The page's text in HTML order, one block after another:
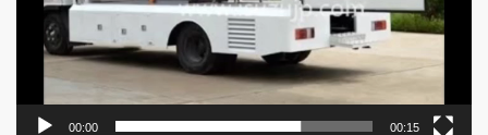
00:00 00:15